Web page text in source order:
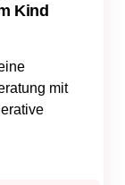
Kind
mit